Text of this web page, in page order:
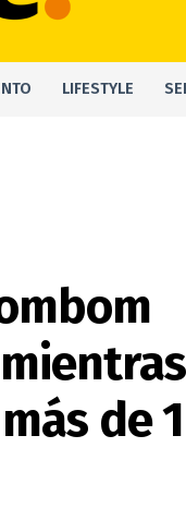
LIFESTYLE
de 1